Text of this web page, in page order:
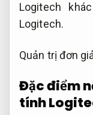
Logitech
Logitech.
Quản trị đơn
Đặc điểm
tính